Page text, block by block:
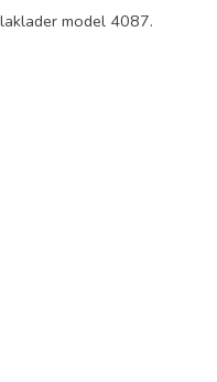
model 4087.